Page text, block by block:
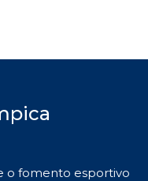
o fomento esportivo